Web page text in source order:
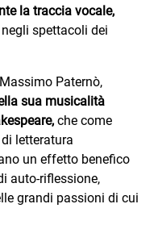
la traccia vocale,
spettacoli dei
Paternò,
sua musicalità
che come
letteratura
un effetto benefico
auto-riflessione,
grandi passioni di cui